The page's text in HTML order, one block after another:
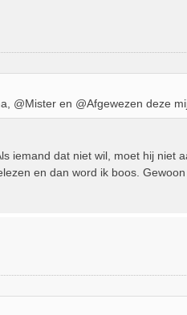
@Mister en @Afgewezen deze
iemand dat niet wil, moet hij niet
en dan word ik boos.